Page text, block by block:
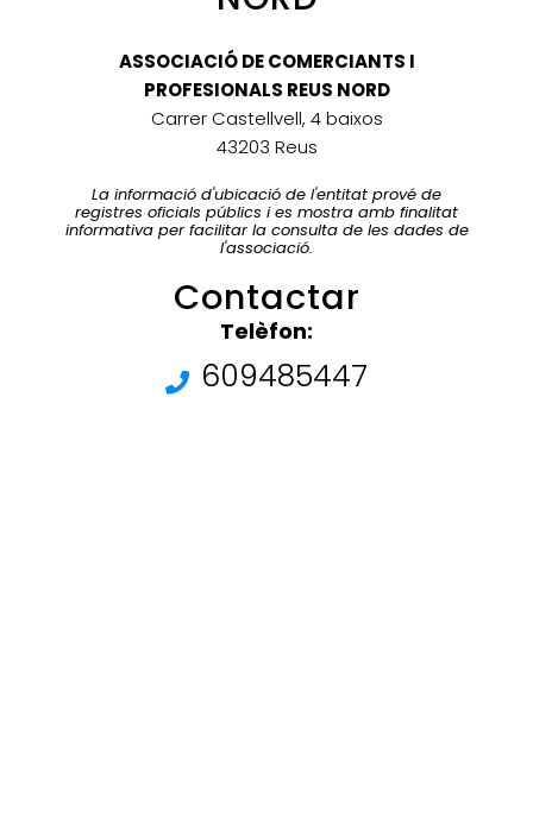
ASSOCIACIÓ DE COMERCIANTS I
PROFESIONALS REUS NORD
Carrer Castellvell, 4 baixos
43203 Reus
La informació d'ubicació de l'entitat prové de
registres oficials públics i es mostra amb finalitat
informativa per facilitar la consulta de les dades de
l'associació.
Contactar
Telèfon:
609485447